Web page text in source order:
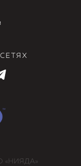
«НИЯДА»